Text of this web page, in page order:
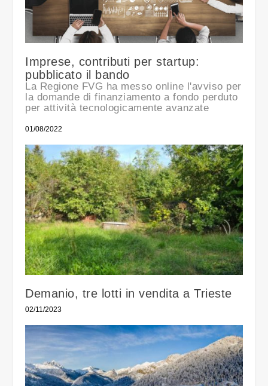
Imprese, contributi per startup:
pubblicato il bando
La Regione FVG ha messo online l'avviso per
la domande di finanziamento a fondo perduto
per attività tecnologicamente avanzate
01/08/2022
Demanio, tre lotti in vendita a Trieste
02/11/2023